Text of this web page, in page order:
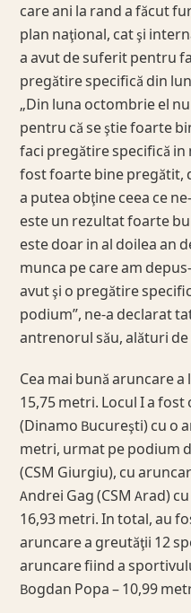
care ani la rand a făcut
plan naţional, cat şi
a avut de suferit pentru
pregătire specifică din
„Din luna octombrie el
pentru că se ştie foarte
faci pregătire specifică in
fost foarte bine pregătit,
a putea obţine ceea ce
este un rezultat foarte
este doar in al doilea an
munca pe care am
avut şi o pregătire
podium”, ne-a declarat
antrenorul său, alături
Cea mai bună aruncare
15,75 metri. Locul I a
(Dinamo Bucureşti) cu o
metri, urmat pe podium
(CSM Giurgiu), cu
Andrei Gag (CSM Arad)
16,93 metri. In total, au
aruncare a greutăţii 12
aruncare fiind a
Bogdan Popa – 10,99